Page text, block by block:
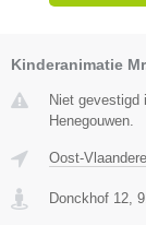
Kinderanimatie
Niet gevestigd
Henegouwen.
Oost-
Donckhof 12,